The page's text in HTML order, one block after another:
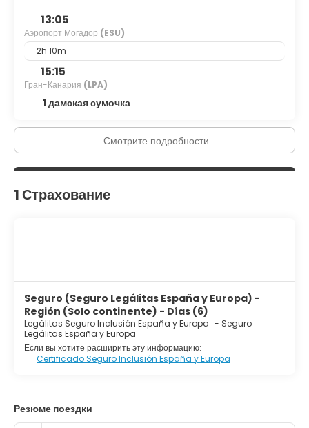
13:05
Аэропорт Могадор (ESU)
2h 10m
15:15
Гран-Канария (LPA)
1 дамская сумочка
Смотрите подробности
1 Страхование
Seguro (Seguro Legálitas España y Europa) -
Región (Solo continente) - Días (6)
Legálitas Seguro Inclusión España y Europa - Seguro
Legálitas España y Europa
Если вы хотите расширить эту информацию:
Certificado Seguro Inclusión España y Europa
Резюме поездки